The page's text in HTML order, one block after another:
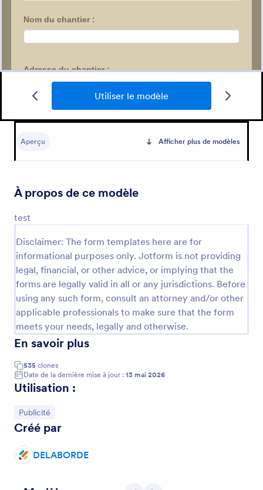
Utiliser le modèle
Aperçu Afficher plus de modèles
À propos de ce modèle
test
Disclaimer: The form templates here are for
informational purposes only. Jotform is not providing
legal, financial, or other advice, or implying that the
forms are legally valid in all or any jurisdictions. Before
using any such form, consult an attorney and/or other
applicable professionals to make sure that the form
meets your needs, legally and otherwise.
En savoir plus
535 clones
Date de la dernière mise à jour : 13 mai 2026
Utilisation :
Accéder à la catégorie :
Publicité
Créé par
DELABORDE
Fiche De Reservation D’hotel
Prévisualiser